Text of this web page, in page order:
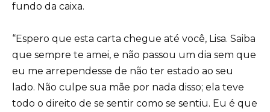
fundo da caixa.
“Espero que esta carta chegue até você, Lisa. Saiba
que sempre te amei, e não passou um dia sem que
eu me arrependesse de não ter estado ao seu
lado. Não culpe sua mãe por nada disso; ela teve
todo o direito de se sentir como se sentiu. Eu é que